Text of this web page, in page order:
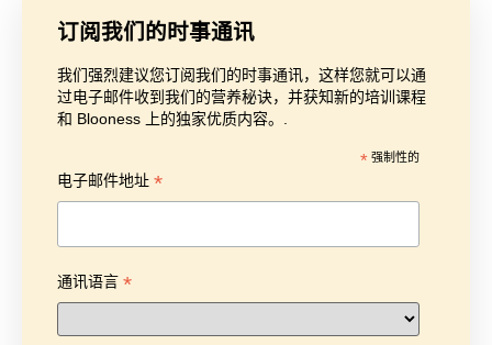
订阅我们的时事通讯
我们强烈建议您订阅我们的时事通讯，这样您就可以通
过电子邮件收到我们的营养秘诀，并获知新的培训课程
和 Blooness 上的独家优质内容。.
* 强制性的
电子邮件地址 *
通讯语言 *